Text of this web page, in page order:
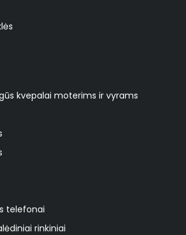
kvepalai moterims ir vyrams
telefonai
rinkiniai